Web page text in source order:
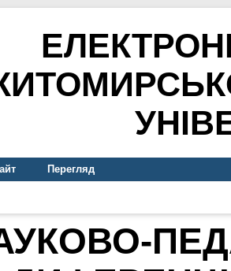
Перегляд